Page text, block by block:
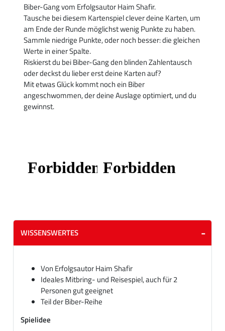
Biber-Gang vom Erfolgsautor Haim Shafir.
Tausche bei diesem Kartenspiel clever deine Karten, um
am Ende der Runde möglichst wenig Punkte zu haben.
Sammle niedrige Punkte, oder noch besser: die gleichen
Werte in einer Spalte.
Riskierst du bei Biber-Gang den blinden Zahlentausch
oder deckst du lieber erst deine Karten auf?
Mit etwas Glück kommt noch ein Biber
angeschwommen, der deine Auslage optimiert, und du
gewinnst.
WISSENSWERTES
Von Erfolgsautor Haim Shafir
Ideales Mitbring- und Reisespiel, auch für 2
Personen gut geeignet
Teil der Biber-Reihe
Spielidee